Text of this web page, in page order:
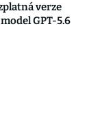
verze
GPT-5.6